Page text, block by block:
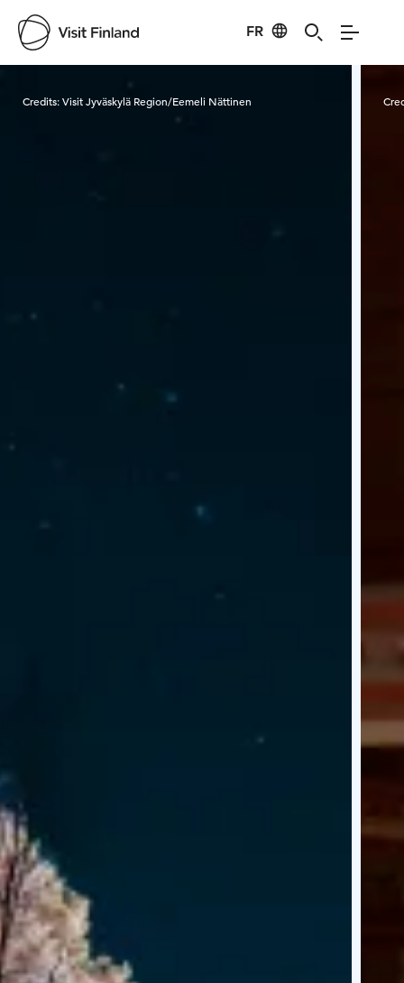
FR
Visit Finland
Credits:Visit Jyväskylä Region/Eemeli Nättinen